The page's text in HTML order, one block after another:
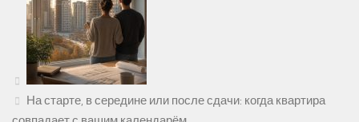
На старте, в середине или после сдачи: когда квартира